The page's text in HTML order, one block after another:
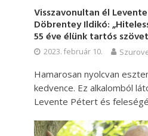
Visszavonultan él
Döbrentey Ildikó:
55 éve élünk tartós
2023. február 10.
Hamarosan nyolcvan
kedvence. Ez alkalomból
Levente Pétert és